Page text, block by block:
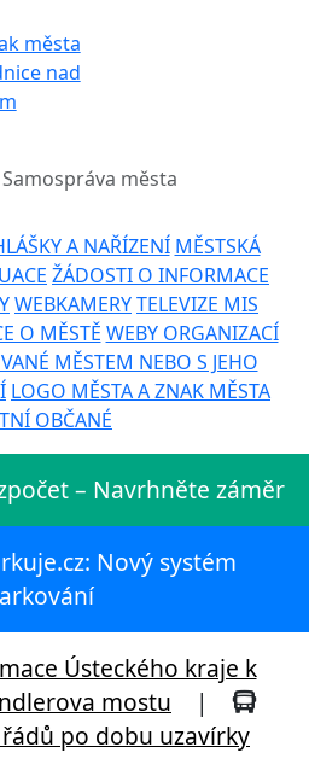
Samospráva města
A NAŘÍZENÍ MĚSTSKÁ
ŽÁDOSTI O INFORMACE
WEBKAMERYTELEVIZE MIS
O MĚSTĚ WEBY ORGANIZACÍ
MĚSTEM NEBO S JEHO
LOGO MĚSTA A ZNAK MĚSTA
OBČANÉ
– Navrhněte záměr
Nový systém
Ústeckého kraje k
mostu |
po dobu uzavírky